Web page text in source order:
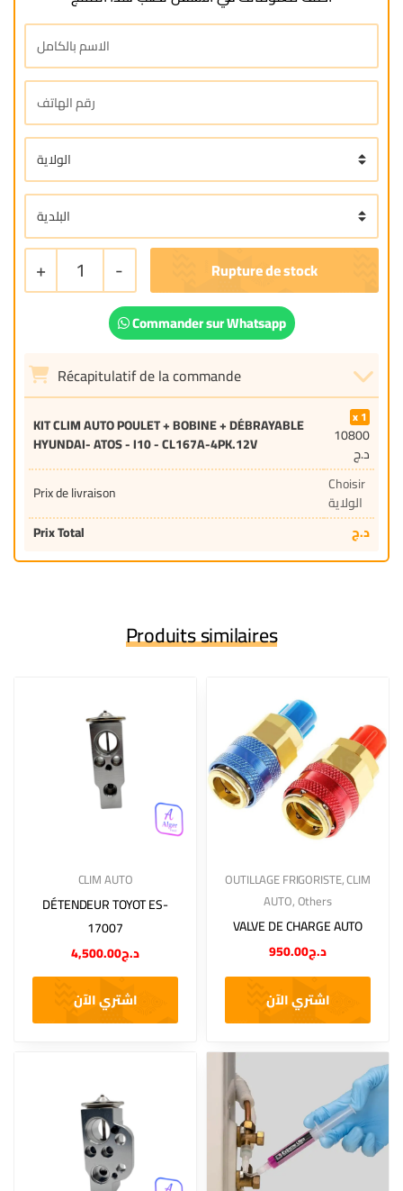
+ 1 -
Commander sur Whatsapp
Récapitulatif de la commande
KIT CLIM AUTO POULET + BOBINE + DÉBRAYABLE
HYUNDAI- ATOS - I10 - CL167A-4PK.12V
1
10800
د.ج
Prix de livraison
Choisir
الولاية
Prix Total
د.ج
Produits similaires
CLIM AUTO
DÉTENDEUR TOYOT ES-
17007
د.ج4,500.00
اشتري الآن
OUTILLAGE FRIGORISTE,CLIM
AUTO,Others
VALVE DE CHARGE AUTO
د.ج950.00
اشتري الآن